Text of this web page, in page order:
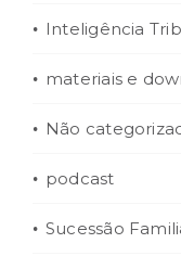
Inteligência
materiais e
Não
podcast
Sucessão